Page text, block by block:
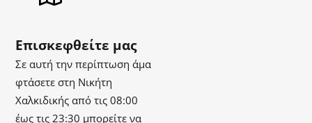
Επισκεφθείτε μας
Σε αυτή την περίπτωση άμα
φτάσετε στη Νικήτη
Χαλκιδικής από τις 08:00
έως τις 23:30 μπορείτε να